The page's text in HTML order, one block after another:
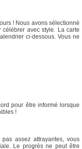
! Nous avons sélectionné
avec style. La carte
ci-dessous. Vous ne
pour être informé lorsque
!
assez attrayantes, vous
Le progrès ne peut être